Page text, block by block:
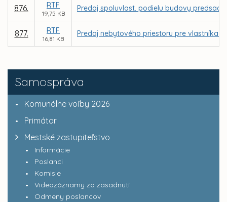
Samospráva
Komunálne voľby 2026
Primátor
Mestské zastupiteľstvo
Informácie
Poslanci
Komisie
Videozáznamy zo zasadnutí
Odmeny poslancov
876. RTF
19,75 KB
Predaj spoluvlast. podielu budovy predsad.
877. RTF
16,81 KB
Predaj nebytového priestoru pre vlastníka